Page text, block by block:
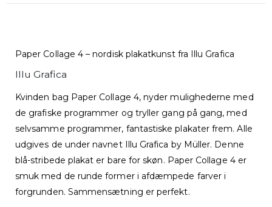
Paper Collage 4 – nordisk plakatkunst fra Illu Grafica
Illu Grafica
Kvinden bag Paper Collage 4, nyder mulighederne med
de grafiske programmer og tryller gang på gang, med
selvsamme programmer, fantastiske plakater frem. Alle
udgives de under navnet Illu Grafica by Müller. Denne
blå-stribede plakat er bare for skøn. Paper Collage 4 er
smuk med de runde former i afdæmpede farver i
forgrunden. Sammensætning er perfekt.